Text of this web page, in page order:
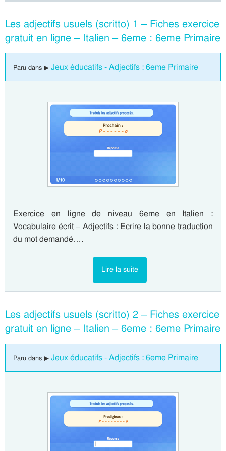
Les adjectifs usuels (scritto) 1 – Fiches exercice
gratuit en ligne – Italien – 6eme : 6eme Primaire
Paru dans ▶ Jeux éducatifs - Adjectifs : 6eme Primaire
Exercice en ligne de niveau 6eme en Italien :
Vocabulaire écrit – Adjectifs : Ecrire la bonne traduction
du mot demandé….
Lire la suite
Les adjectifs usuels (scritto) 2 – Fiches exercice
gratuit en ligne – Italien – 6eme : 6eme Primaire
Paru dans ▶ Jeux éducatifs - Adjectifs : 6eme Primaire